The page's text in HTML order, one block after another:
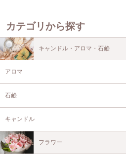
カテゴリから探す
キャンドル・アロマ・石鹸
アロマ
石鹸
キャンドル
フラワー